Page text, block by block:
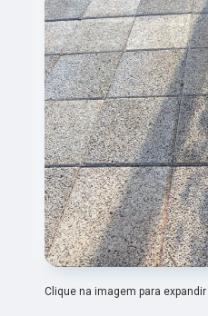
Clique na imagem para expandir